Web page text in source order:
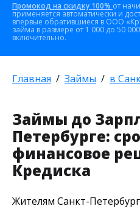
Промокод на скидку 100% от
применяется автоматически и
впервые обратившиеся в ООО
займа в размере от 1 000 до 50
включительно.
Главная Займы в
Займы до
Петербурге:
финансовое
Кредиска
Жителям Санкт-